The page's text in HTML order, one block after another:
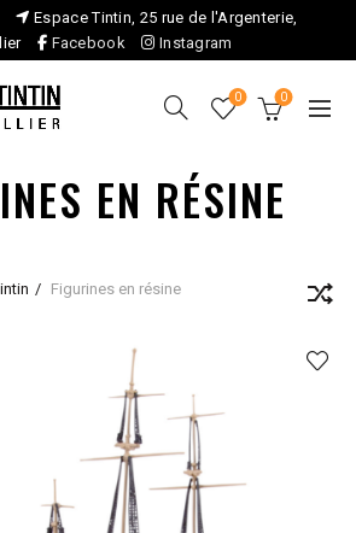
Espace Tintin, 25 rue de l'Argenterie,
Facebook Instagram
0 0
EN RÉSINE
Figurines en résine